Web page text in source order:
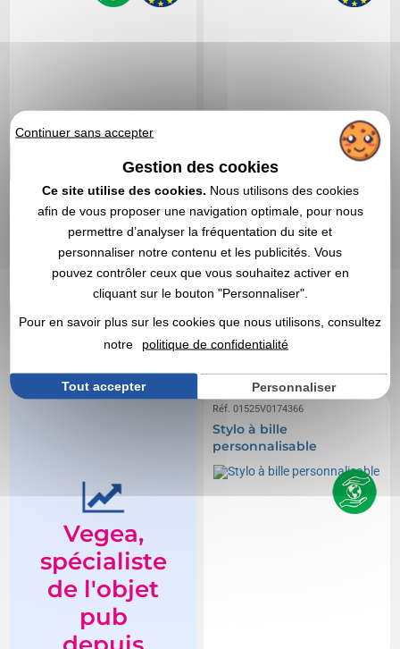
A partir de0,92 CHFHT |
Marquage non compris
A partir de0,80 CHF
0,87 €
Marquage compris
Vegea,
spécialiste
de l'objet
pub
Réf. 01525V0174366
Stylo à bille
personnalisable
Continuer sans accepter
Gestion des cookies
Ce site utilise des cookies. Nous utilisons des cookies
afin de vous proposer une navigation optimale, pour nous
permettre d’analyser la fréquentation du site et
personnaliser notre contenu et les publicités. Vous
pouvez contrôler ceux que vous souhaitez activer en
cliquant sur le bouton "Personnaliser".
Pour en savoir plus sur les cookies que nous utilisons, consultez
notre
politique de confidentialité
Tout accepter Personnaliser